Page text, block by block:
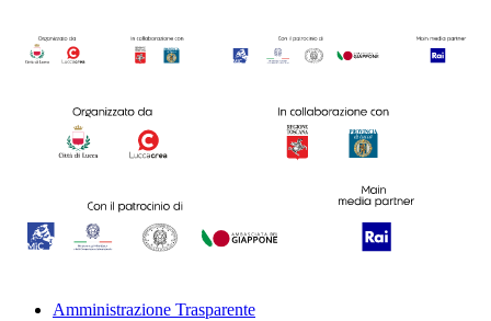
Amministrazione Trasparente